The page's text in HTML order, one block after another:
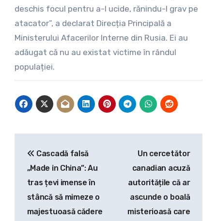
deschis focul pentru a-l ucide, rănindu-l grav pe
atacator”, a declarat Direcția Principală a
Ministerului Afacerilor Interne din Rusia. Ei au
adăugat că nu au existat victime în rândul
populației.
articole
Cascadă falsă
„Made in China”: Au
tras țevi imense în
stâncă să mimeze o
majestuoasă cădere
Un cercetător
canadian acuză
autoritățile că ar
ascunde o boală
misterioasă care